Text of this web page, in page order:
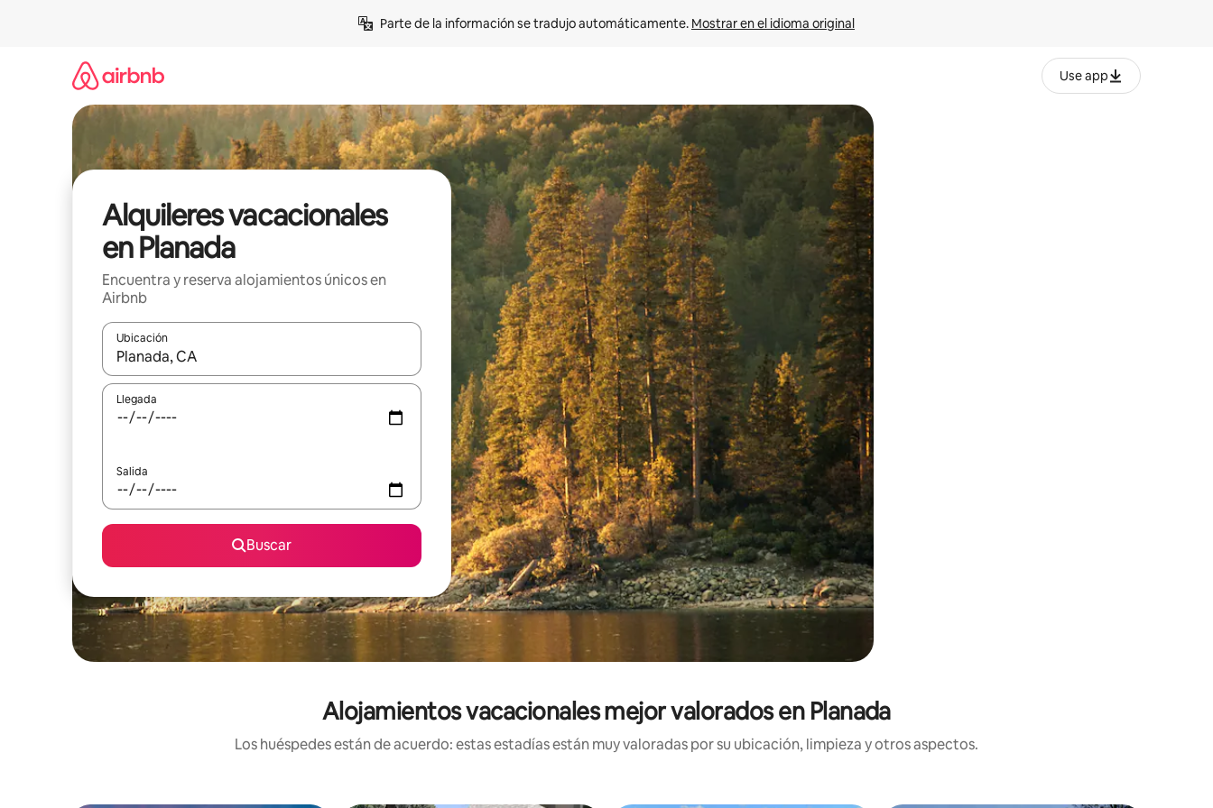
Parte de la información se tradujo automáticamente. Mostrar en el idioma original
Use app
Alquileres vacacionales
en Planada
Encuentra y reserva alojamientos únicos en
Airbnb
Ubicación
Cuando los resultados estén disponibles, navega con las teclas de flecha hacia arriba y hacia abajo o explora con el tacto o desliza el dedo.
Llegada
Salida
Buscar
Alojamientos vacacionales mejor valorados en Planada
Los huéspedes están de acuerdo: estas estadías están muy valoradas por su ubicación, limpieza y otros aspectos.